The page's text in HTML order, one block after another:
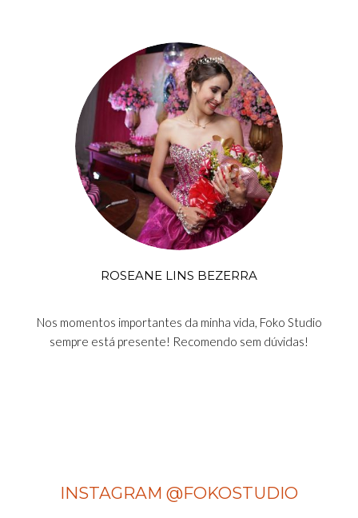
ROSEANE LINS BEZERRA
Nos momentos importantes da minha vida, Foko Studio
sempre está presente! Recomendo sem dúvidas!
INSTAGRAM @FOKOSTUDIO